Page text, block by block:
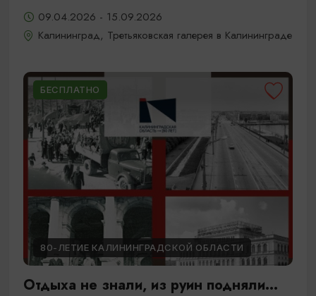
09.04.2026 - 15.09.2026
Калининград, Третьяковская галерея в Калининграде
БЕСПЛАТНО
80-ЛЕТИЕ КАЛИНИНГРАДСКОЙ ОБЛАСТИ
Отдыха не знали, из руин подняли...